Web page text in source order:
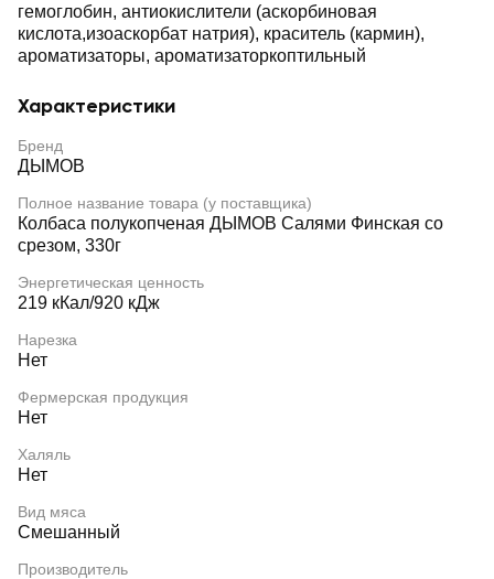
гемоглобин, антиокислители (аскорбиновая
кислота,изоаскорбат натрия), краситель (кармин),
ароматизаторы, ароматизаторкоптильный
Характеристики
Бренд
ДЫМОВ
Полное название товара (у поставщика)
Колбаса полукопченая ДЫМОВ Салями Финская со
срезом, 330г
Энергетическая ценность
219 кКал/920 кДж
Нарезка
Нет
Фермерская продукция
Нет
Халяль
Нет
Вид мяса
Смешанный
Производитель